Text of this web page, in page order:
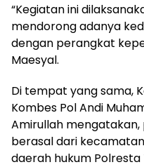
“Kegiatan ini
mendorong adanya
dengan perangkat
Maesyal.
Di tempat yang sama,
Kombes Pol Andi
Amirullah mengatakan,
berasal dari
daerah hukum Polresta